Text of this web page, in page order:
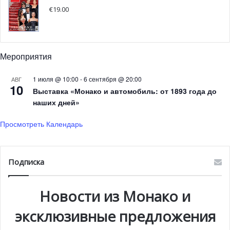
Делия Грейс Нобл, оперная певица и организатор
очаровательных гостей. Грейс Нобл,
репутацию в организации стильных шоу, незабываемых
мероприятий и культурных выставок по всему миру.
Большим Балом, состоявшимся 14 февраля.
€19.00
Мероприятия
АВГ
10
1 июля @ 10:00 -6 сентября @ 20:00
Выставка «Монако и автомобиль: от 1893 года до
наших дней»
Просмотреть Календарь
Подписка
Новости из Монако и
эксклюзивные предложения